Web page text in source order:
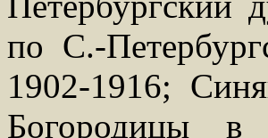
по С.-
1902-1916;
Богородицы в